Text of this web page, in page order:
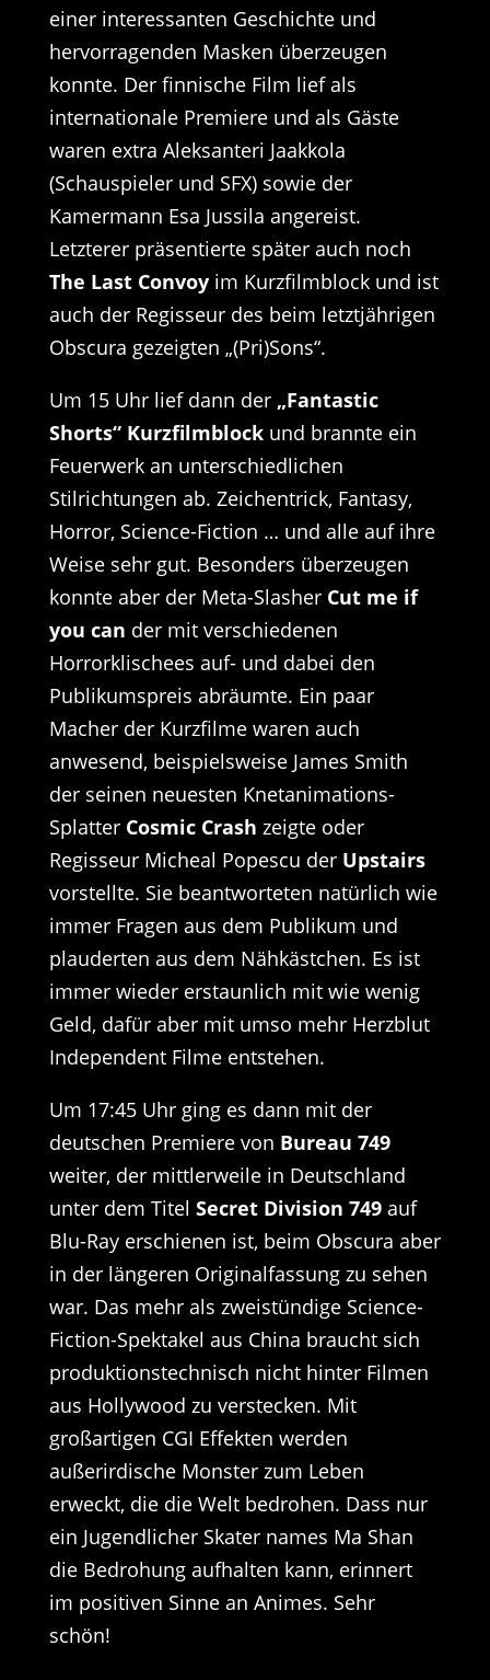
einer interessanten Geschichte und
hervorragenden Masken überzeugen
konnte. Der finnische Film lief als
internationale Premiere und als Gäste
waren extra Aleksanteri Jaakkola
(Schauspieler und SFX) sowie der
Kamermann Esa Jussila angereist.
Letzterer präsentierte später auch noch
The Last Convoyim Kurzfilmblock und ist
auch der Regisseur des beim letztjährigen
Obscura gezeigten „(Pri)Sons“.
Um 15 Uhr lief dann der „Fantastic
Shorts“ Kurzfilmblockund brannte ein
Feuerwerk an unterschiedlichen
Stilrichtungen ab. Zeichentrick, Fantasy,
Horror, Science-Fiction … und alle auf ihre
Weise sehr gut. Besonders überzeugen
konnte aber der Meta-Slasher Cut me if
you can der mit verschiedenen
Horrorklischees auf- und dabei den
Publikumspreis abräumte. Ein paar
Macher der Kurzfilme waren auch
anwesend, beispielsweise James Smith
der seinen neuesten Knetanimations-
Splatter Cosmic Crash zeigte oder
Regisseur Micheal Popescu der Upstairs
vorstellte. Sie beantworteten natürlich wie
immer Fragen aus dem Publikum und
plauderten aus dem Nähkästchen. Es ist
immer wieder erstaunlich mit wie wenig
Geld, dafür aber mit umso mehr Herzblut
Independent Filme entstehen.
Um 17:45 Uhr ging es dann mit der
deutschen Premiere von Bureau 749
weiter, der mittlerweile in Deutschland
unter dem Titel Secret Division 749auf
Blu-Ray erschienen ist, beim Obscura aber
in der längeren Originalfassung zu sehen
war. Das mehr als zweistündige Science-
Fiction-Spektakel aus China braucht sich
produktionstechnisch nicht hinter Filmen
aus Hollywood zu verstecken. Mit
großartigen CGI Effekten werden
außerirdische Monster zum Leben
erweckt, die die Welt bedrohen. Dass nur
ein Jugendlicher Skater names Ma Shan
die Bedrohung aufhalten kann, erinnert
im positiven Sinne an Animes. Sehr
schön!